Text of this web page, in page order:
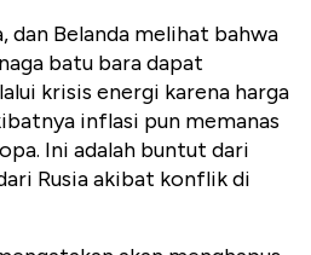
dan Belanda melihat bahwa
batu bara dapat
krisis energi karena harga
inflasi pun memanas
Ini adalah buntut dari
Rusia akibat konflik di